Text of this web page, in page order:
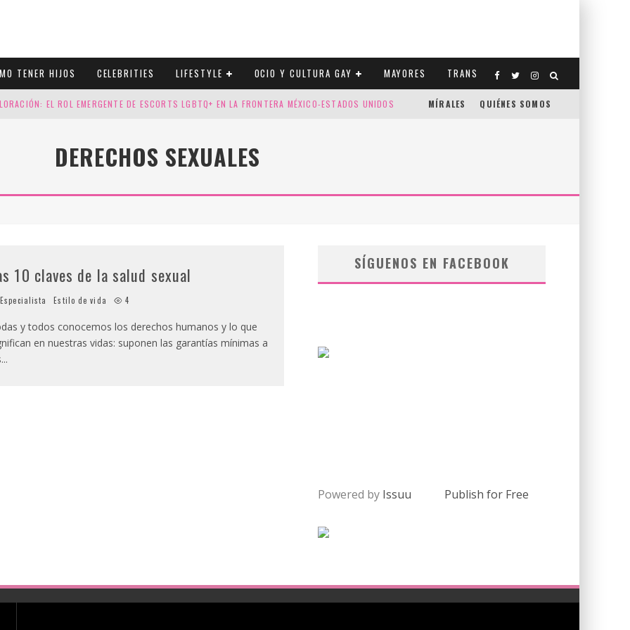
TENER HIJOS CELEBRITIES LIFESTYLE OCIO Y CULTURA GAY MAYORES TRANS
EL ROL EMERGENTE DE ESCORTS LGBTQ+ EN LA FRONTERA MÉXICO-ESTADOS UNIDOS
CUATRO SELLOS QUE HONRAN LA HISTORIA LGTB
MÍRALES QUIÉNES SOMOS
DERECHOS SEXUALES
10 claves de la salud sexual
Especialista Estilo de vida 4
y todos conocemos los derechos humanos y lo que
en nuestras vidas: suponen las garantías mínimas a
...
SÍGUENOS EN FACEBOOK
Powered by Issuu Publish for Free